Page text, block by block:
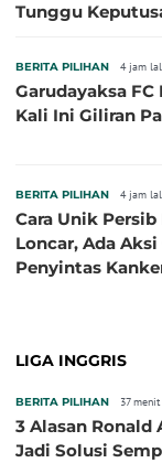
Tunggu
BERITA PILIHAN 4 jam
Garudayaksa
Kali Ini Giliran
BERITA PILIHAN 4 jam
Cara Unik
Loncar, Ada
Penyintas
LIGA INGGRIS
BERITA PILIHAN 37
3 Alasan Ronald
Jadi Solusi